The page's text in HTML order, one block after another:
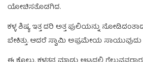
ಯೋಚಿಸತೊಡಗಿದ.
ಕಳ್ಳ ಶಿಷ್ಯ ಇತ್ತ ದರಿ ಅತ್ತ ಪುಲಿಯನ್ನು
ಬೇಕಿತ್ತು. ಆದರೆ ಸ್ವಾಮಿ ಅಪ್ರಮೇಯ ಸಾಯುವುದು